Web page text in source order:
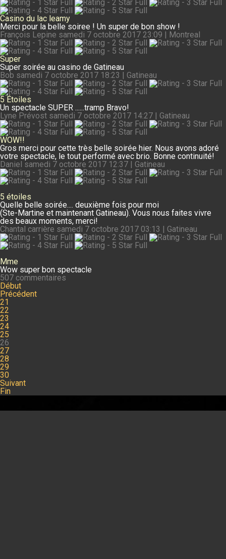
Casino du lac leamy
Merci pour la belle soiree ! Un super de bon show !
François Lepine samedi 7 octobre 2017 23:09 | Montreal
Super
Super soirée au casino de Gatineau
Bob samedi 7 octobre 2017 18:23 | Gatineau
5 Étoiles
Un spectacle SUPER ......tramp Bravo!
Lyne Prévost samedi 7 octobre 2017 14:27 | Gatineau
WOW!!
Gros merci pour cette très belle soirée hier. Nous avons adoré
votre spectacle, le tout performé avec brio. Bonne continuité!
Daniel samedi 7 octobre 2017 12:37 | Gatineau
5 étoiles
Quelle belle soirée.... deuxième fois pour moi
(Ste-Martine et maintenant Gatineau). Vous nous faites vivre
des beaux moments, merci!
Chantal carrière samedi 7 octobre 2017 03:13 | Gatineau
Mme
Wow super bon spectacle
507 commentaires
Début
Précédent
21
22
23
24
25
26
27
28
29
30
Suivant
Fin